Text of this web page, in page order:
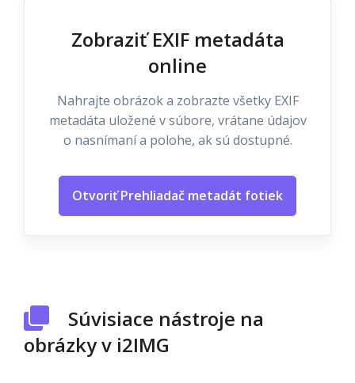
Zobraziť EXIF metadáta
online
Nahrajte obrázok a zobrazte všetky EXIF
metadáta uložené v súbore, vrátane údajov
o nasnímaní a polohe, ak sú dostupné.
Otvoriť Prehliadač metadát fotiek
Súvisiace nástroje na
obrázky v i2IMG